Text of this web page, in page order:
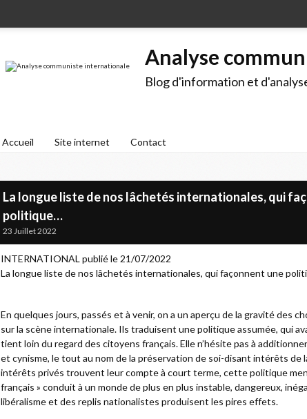
Analyse
Blog d'information et
Accueil Site internet Contact
La longue liste de nos lâchetés internationales, qui
politique…
23 Juillet 2022
INTERNATIONAL publié le 21/07/2022
La longue liste de nos lâchetés internationales, qui façonnent une
En quelques jours, passés et à venir, on a un aperçu de la gravité des
sur la scène internationale. Ils traduisent une politique assumée, qui
tient loin du regard des citoyens français. Elle n’hésite pas à
et cynisme, le tout au nom de la préservation de soi-disant intérêts de
intérêts privés trouvent leur compte à court terme, cette politique
français » conduit à un monde de plus en plus instable, dangereux,
libéralisme et des replis nationalistes produisent les pires effets.